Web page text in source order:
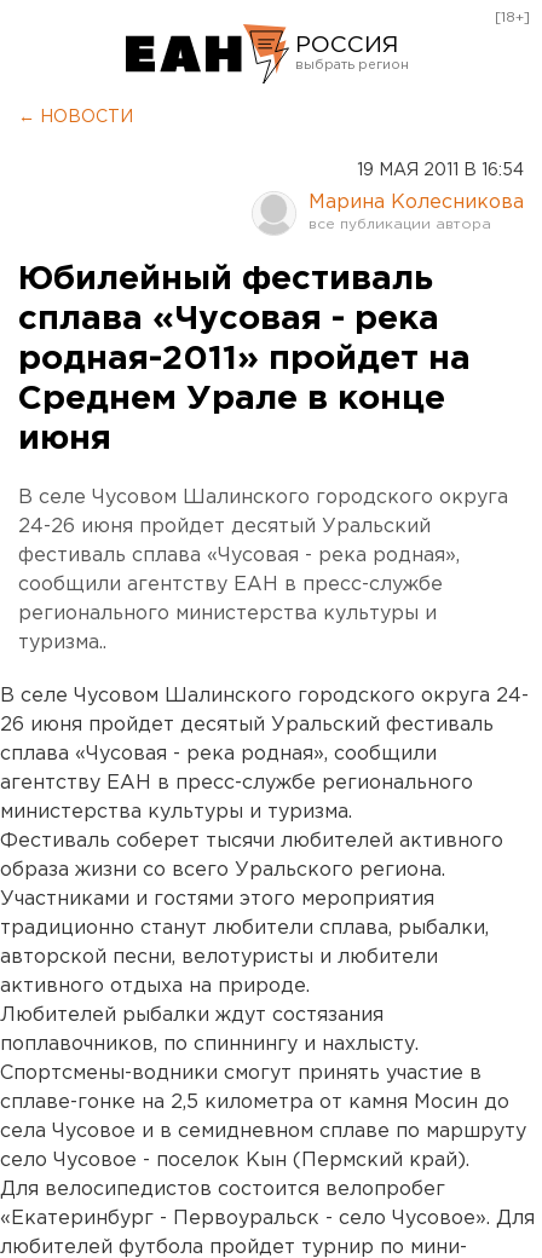
РОССИЯ
Оренбург
[18+]
← НОВОСТИ
19 МАЯ 2011 В 16:54
Марина Колесникова
Юбилейный фестиваль
сплава «Чусовая - река
родная-2011» пройдет на
Среднем Урале в конце
июня
В селе Чусовом Шалинского городского округа
24-26 июня пройдет десятый Уральский
фестиваль сплава «Чусовая - река родная»,
сообщили агентству ЕАН в пресс-службе
регионального министерства культуры и
туризма..
В селе Чусовом Шалинского городского округа 24-
26 июня пройдет десятый Уральский фестиваль
сплава «Чусовая - река родная», сообщили
агентству ЕАН в пресс-службе регионального
министерства культуры и туризма.
Фестиваль соберет тысячи любителей активного
образа жизни со всего Уральского региона.
Участниками и гостями этого мероприятия
традиционно станут любители сплава, рыбалки,
авторской песни, велотуристы и любители
активного отдыха на природе.
Любителей рыбалки ждут состязания
поплавочников, по спиннингу и нахлысту.
Спортсмены-водники смогут принять участие в
сплаве-гонке на 2,5 километра от камня Мосин до
села Чусовое и в семидневном сплаве по маршруту
село Чусовое - поселок Кын (Пермский край).
Для велосипедистов состоится велопробег
«Екатеринбург - Первоуральск - село Чусовое». Для
любителей футбола пройдет турнир по мини-